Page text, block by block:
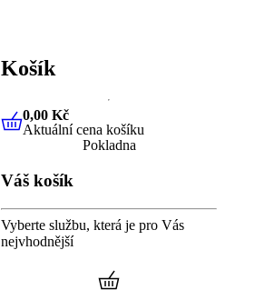
Košík
0,00 KčAktuální cena košíku
0,00 Kč
Aktuální cena košíku
Pokladna
Váš košík
Vyberte službu, která je pro Vás
nejvhodnější